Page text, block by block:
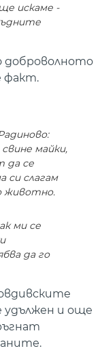
искаме -
доброволното
факт.
майки,
да се
си слагам
животно.
ми се
да го
удължен и още